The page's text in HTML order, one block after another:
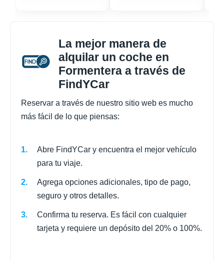
La mejor manera de
alquilar un coche en
Formentera a través de
FindYCar
Reservar a través de nuestro sitio web es mucho
más fácil de lo que piensas:
Abre FindYCar y encuentra el mejor vehículo
para tu viaje.
Agrega opciones adicionales, tipo de pago,
seguro y otros detalles.
Confirma tu reserva. Es fácil con cualquier
tarjeta y requiere un depósito del 20% o 100%.